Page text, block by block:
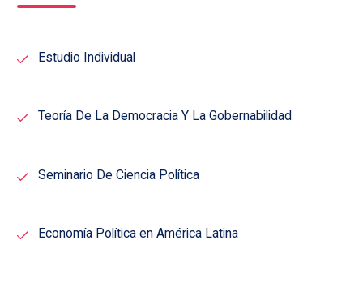
Estudio Individual
Teoría De La Democracia Y La Gobernabilidad
Seminario De Ciencia Política
Economía Política en América Latina